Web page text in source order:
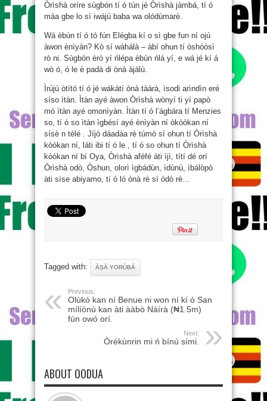
Òrìshà oríre sùgbón tí ó tún jé Òrìshà jàmbá, tí ó
máa gbe lo sí iwájú baba wa olódùmarè.
Wá èbùn tí ó tó fún Elégba kí o sì gbe fun ní ojú
àwon ènìyàn? Kò sí wàhálà – àbí ohun tí òshóòsì
rò ni. Sùgbón èrò yí ńlépa èbùn ńlá yí, e wá jé kí á
wò ó, ó le è padà di ònà àjálù.
Ìrújú òtító tí ó jé wákàtí ònà tààrà, ìsodi arìndìn eré
síso ìtàn. Ìtàn ayé àwon Òrìshà wònyí ti yí papò
mó ìtàn ayé omonìyàn. Ìtàn tí ó l’ágbára tí Menzies
so, tí ó so ìtàn ìgbésí ayé ènìyàn ní òkòòkan ní
sísè n tèlé . Jíjó dáadáa rè túmò sí ohun tí Òrìshà
kòòkan ní, láti ibi tí ó le , tí ó so ohun tí Òrìshà
kòòkan ní bí Oya, Òrìshà aféfé àti ìjì, títí dé orí
Òrìshà odò, Òshun, olorì ìgbádùn, ìdùnú, ìbálòpò
àti síse abiyamo, tí ó ló ònà rè sí òdò rè…
Tagged with: ÀṢÀ YORÙBÁ
Previous:
Olùkó kan ní Benue ni won ní kí ó San
mílíònù kan àti ààbò Náírà (₦1.5m)
fún owó orí.
Next:
Òrékùnrin mi ń bínú sími.
ABOUT OODUA